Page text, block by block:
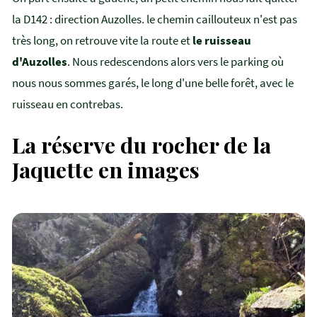
la D142 : direction Auzolles. le chemin caillouteux n'est pas
très long, on retrouve vite la route etle ruisseau
d'Auzolles. Nous redescendons alors vers le parking où
nous nous sommes garés, le long d'une belle forêt, avec le
ruisseau en contrebas.
La réserve du rocher de la
Jaquette en images